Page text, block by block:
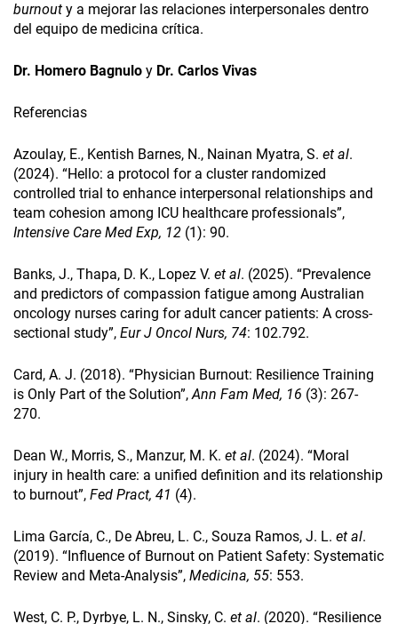
burnout y a mejorar las relaciones interpersonales dentro
del equipo de medicina crítica.
Dr. Homero Bagnulo y Dr. Carlos Vivas
Referencias
Azoulay, E., Kentish Barnes, N., Nainan Myatra, S. et al.
(2024). “Hello: a protocol for a cluster randomized
controlled trial to enhance interpersonal relationships and
team cohesion among ICU healthcare professionals”,
Intensive Care Med Exp, 12 (1): 90.
Banks, J., Thapa, D. K., Lopez V. et al. (2025). “Prevalence
and predictors of compassion fatigue among Australian
oncology nurses caring for adult cancer patients: A cross-
sectional study”, Eur J Oncol Nurs, 74: 102.792.
Card, A. J. (2018). “Physician Burnout: Resilience Training
is Only Part of the Solution”,Ann Fam Med, 16 (3): 267-
270.
Dean W., Morris, S., Manzur, M. K. et al. (2024). “Moral
injury in health care: a unified definition and its relationship
to burnout”, Fed Pract, 41 (4).
Lima García, C., De Abreu, L. C., Souza Ramos, J. L. et al.
(2019). “Influence of Burnout on Patient Safety: Systematic
Review and Meta-Analysis”, Medicina, 55: 553.
West, C. P., Dyrbye, L. N., Sinsky, C. et al. (2020). “Resilience